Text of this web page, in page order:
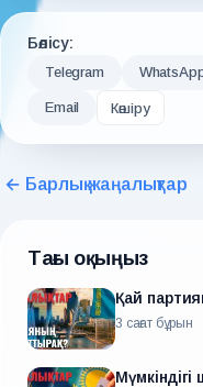
Бөлісу:
Telegram
Email Көшіру
← Барлық жаңалықтар
Тағы оқыңыз
Қай
3 сағат бұрын